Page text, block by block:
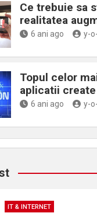
Ce trebuie sa
realitatea
6 ani ago y-
Topul celor
aplicatii
6 ani ago y-
IT & INTERNET